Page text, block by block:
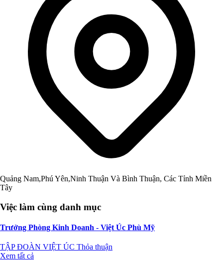
Quảng Nam,Phú Yên,Ninh Thuận Và Bình Thuận, Các Tỉnh Miền
Tây
Việc làm cùng danh mục
Trưởng Phòng Kinh Doanh - Việt Úc Phù Mỹ
TẬP ĐOÀN VIỆT ÚC Thỏa thuận
Xem tất cả